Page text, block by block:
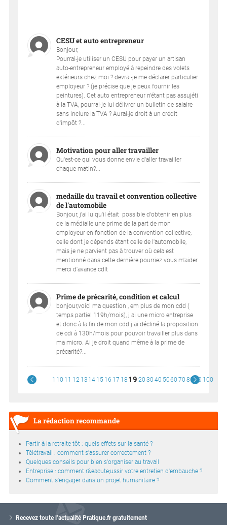
CESU et auto entrepreneur
Bonjour,
Pourrai-je utiliser un CESU pour payer un artisan
auto-entrepreneur employé à repeindre des volets
extérieurs chez moi ? devrai-je me déclarer particulier
employeur ? (je précise que je peux fournir les
peintures). Cet auto entrepreneur n'étant pas assujéti
à la TVA, pourrai-je lui délivrer un bulletin de salaire
sans inclure la TVA ? Aurai-je droit à un crédit
d'impôt ?...
Motivation pour aller travailler
Qu'est-ce qui vous donne envie d'aller travailler
chaque matin?...
medaille du travail et convention collective
de l'automobile
Bonjour, j'ai lu qu'il était possible d'obtenir en plus
de la médialle une prime de la part de mon
employeur en fonction de la convention collective,
celle dont je dépends étant celle de l'automobile,
mais je ne parvient pas à trouver où cela est
mentionné dans cette dernière pourriez vous m'aider
merci d'avance cdlt
Prime de précarité, condition et calcul
bonjour,voici ma question , em plus de mon cdd (
temps partiel 119h/mois), j ai une micro entreprise
et donc à la fin de mon cdd j ai décliné la proposition
de cdi à 130h/mois pour pouvoir travailler plus dans
ma micro. Ai je droit quand même à la prime de
précarité?...
1 10 11 12 13 14 15 16 17 18 19 20 30 40 5060 70 8090 100
La rédaction recommande
Partir à la retraite tôt : quels effets sur la santé ?
Télétravail : comment s'assurer correctement ?
Quelques conseils pour bien s'organiser au travail
Entreprise : comment r&eacute;ussir votre entretien d'embauche ?
Comment s'engager dans un projet humanitaire ?
Recevez toute l’actualité Pratique.fr gratuitement
o